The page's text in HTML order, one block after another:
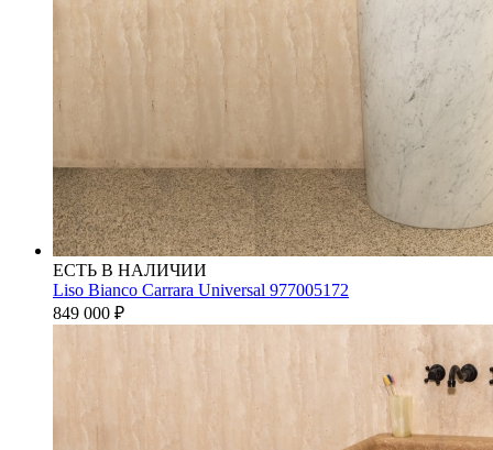
ЕСТЬ В НАЛИЧИИ
Liso Bianco Carrara Universal 977005172
849 000 ₽